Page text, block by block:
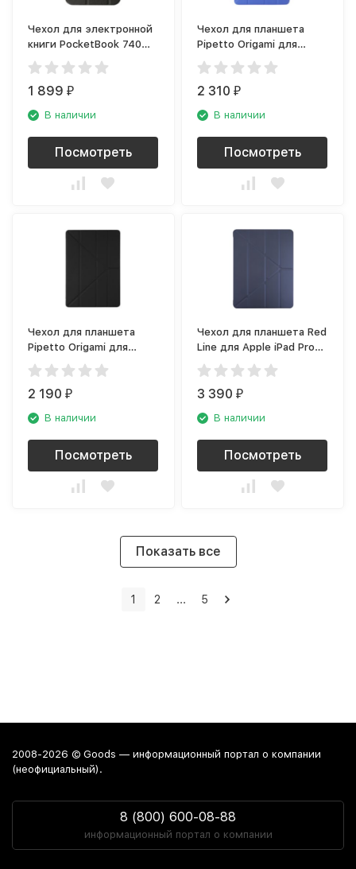
Чехол для электронной
книги PocketBook 740
(PBC-740-BKST-RU)
чёрный
1 899₽
В наличии
Посмотреть
Чехол для планшета
Pipetto Origami для
Apple iPad Pro 11 (2018),
королевский синий
2 310₽
В наличии
Посмотреть
Чехол для планшета
Pipetto Origami для
Apple iPad Mini, чёрный
2 190₽
В наличии
Посмотреть
Чехол для планшета Red
Line для Apple iPad Pro
12.9 (2021), синий
3 390₽
В наличии
Посмотреть
Показать все
1 2 ... 5
2008-2026 © Goods — информационный портал о компании
(неофициальный).
8 (800) 600-08-88
информационный портал о компании